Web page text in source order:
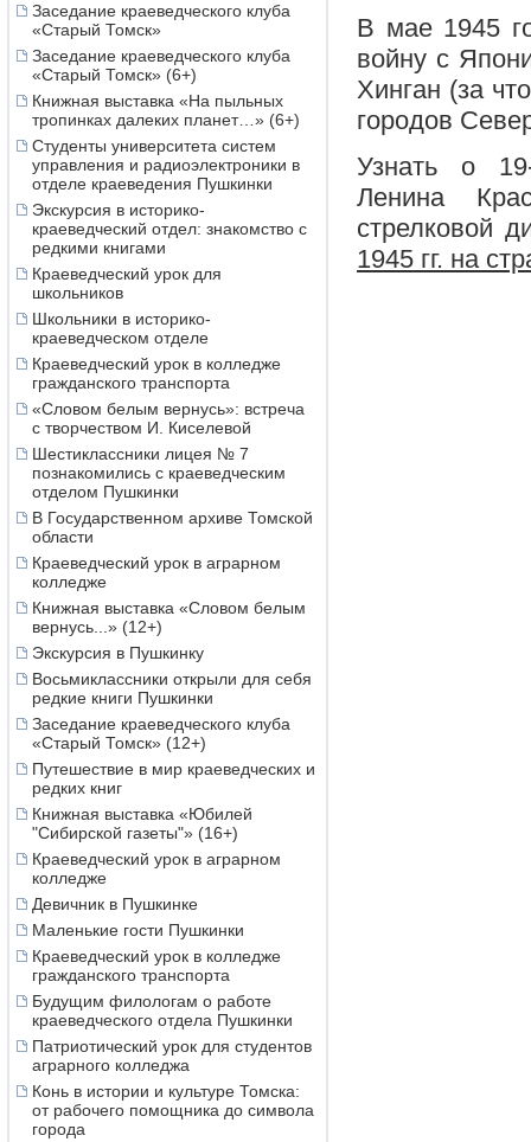
Заседание краеведческого клуба
«Старый Томск»
Заседание краеведческого клуба
«Старый Томск» (6+)
Книжная выставка «На пыльных
тропинках далеких планет…» (6+)
Студенты университета систем
управления и радиоэлектроники в
отделе краеведения Пушкинки
Экскурсия в историко-
краеведческий отдел: знакомство с
редкими книгами
Краеведческий урок для
школьников
Школьники в историко-
краеведческом отделе
Краеведческий урок в колледже
гражданского транспорта
«Словом белым вернусь»: встреча
с творчеством И. Киселевой
Шестиклассники лицея № 7
познакомились с краеведческим
отделом Пушкинки
В Государственном архиве Томской
области
Краеведческий урок в аграрном
колледже
Книжная выставка «Словом белым
вернусь...» (12+)
Экскурсия в Пушкинку
Восьмиклассники открыли для себя
редкие книги Пушкинки
Заседание краеведческого клуба
«Старый Томск» (12+)
Путешествие в мир краеведческих и
редких книг
Книжная выставка «Юбилей
"Сибирской газеты"» (16+)
Краеведческий урок в аграрном
колледже
Девичник в Пушкинке
Маленькие гости Пушкинки
Краеведческий урок в колледже
гражданского транспорта
Будущим филологам о работе
краеведческого отдела Пушкинки
Патриотический урок для студентов
аграрного колледжа
Конь в истории и культуре Томска:
от рабочего помощника до символа
города
В мае 1945
войну с
Хинган (за
городов
Узнать о
Ленина
стрелковой
1945 гг. на